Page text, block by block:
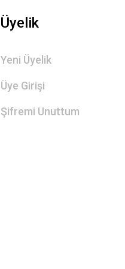
Üyelik
Yeni Üyelik
Üye Girişi
Şifremi Unuttum